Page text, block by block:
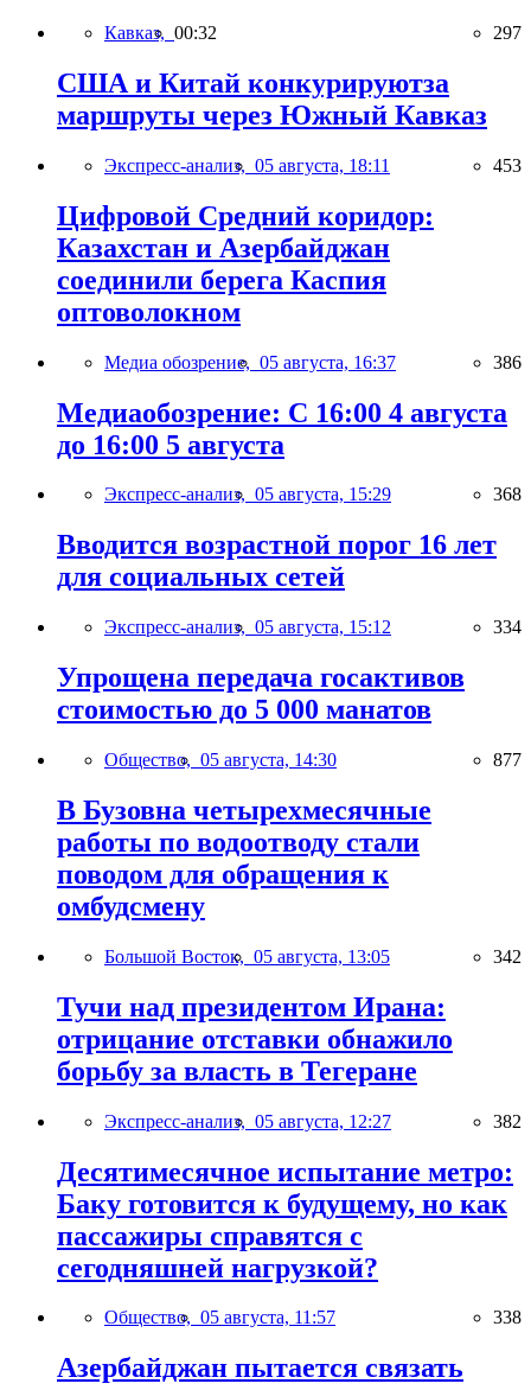
Кавказ, 00:32 297
США и Китай конкурируютза
маршруты через Южный Кавказ
Экспресс-анализ, 05 августа, 18:11 453
Цифровой Средний коридор:
Казахстан и Азербайджан
соединили берега Каспия
оптоволокном
Медиа обозрение, 05 августа, 16:37 386
Медиаобозрение: С 16:00 4 августа
до 16:00 5 августа
Экспресс-анализ, 05 августа, 15:29 368
Вводится возрастной порог 16 лет
для социальных сетей
Экспресс-анализ, 05 августа, 15:12 334
Упрощена передача госактивов
стоимостью до 5 000 манатов
Общество, 05 августа, 14:30 877
В Бузовна четырехмесячные
работы по водоотводу стали
поводом для обращения к
омбудсмену
Большой Восток, 05 августа, 13:05 342
Тучи над президентом Ирана:
отрицание отставки обнажило
борьбу за власть в Тегеране
Экспресс-анализ, 05 августа, 12:27 382
Десятимесячное испытание метро:
Баку готовится к будущему, но как
пассажиры справятся с
сегодняшней нагрузкой?
Общество, 05 августа, 11:57 338
Азербайджан пытается связать